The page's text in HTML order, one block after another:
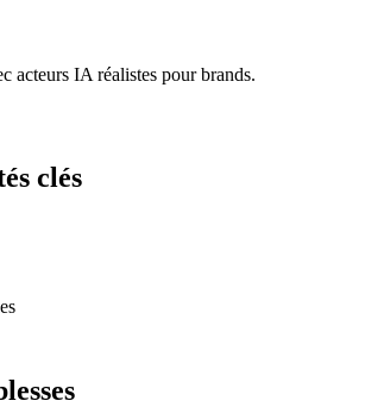
acteurs IA réalistes pour brands.
clés